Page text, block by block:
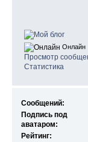
Онлайн
Просмотр
Статистика
Сообщений:
Подпись под
аватаром:
Рейтинг: